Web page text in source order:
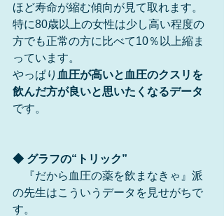
ほど寿命が縮む傾向が見て取れます。
特に80歳以上の女性は少し高い程度の
方でも正常の方に比べて10％以上縮ま
っています。
やっぱり 血圧が高いと血圧のクスリを
飲んだ方が良いと思いたくなるデータ
です。
◆ グラフの“トリック”
『だから血圧の薬を飲まなきゃ』派
の先生はこういうデータを見せがちで
す。